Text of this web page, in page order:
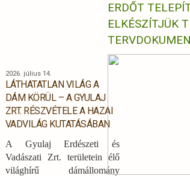
2026. július 14.
LÁTHATATLAN VILÁG A
DÁM KÖRÜL – A GYULAJ
ZRT. RÉSZVÉTELE A HAZAI
VADVILÁG KUTATÁSÁBAN
A Gyulaj Erdészeti és
Vadászati Zrt. területein élő
világhírű dámállomány
ERDŐT
ELKÉSZÍTJÜK